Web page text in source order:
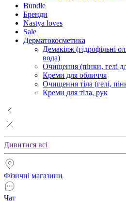
Bundle
Бренди
Nastya loves
Sale
Дерматокосметика
Демакіяж (гідрофільні
вода)
Очищення (пінки, гелі
Креми для обличчя
Очищення тіла (гелі,
Креми для тіла, рук
Дивитися всі
Фізичні магазини
Чат